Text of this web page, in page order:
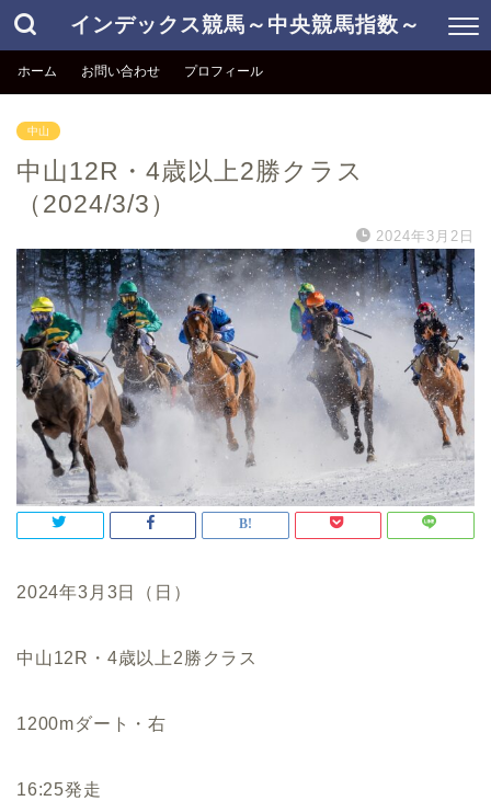
インデックス競馬～中央競馬指数～
ホーム お問い合わせ プロフィール
中山
中山12R・4歳以上2勝クラス
（2024/3/3）
2024年3月2日
2024年3月3日（日）
中山12R・4歳以上2勝クラス
1200mダート・右
16:25発走